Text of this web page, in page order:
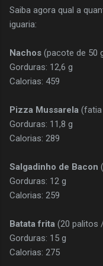
Saiba agora qual a
iguaria:
Nachos (pacote de 50
Gorduras: 12,6 g
Calorias: 459
Pizza Mussarela (fatia
Gorduras: 11,8 g
Calorias: 289
Salgadinho de Bacon
Gorduras: 12 g
Calorias: 259
Batata frita (20 palitos
Gorduras: 15 g
Calorias: 275